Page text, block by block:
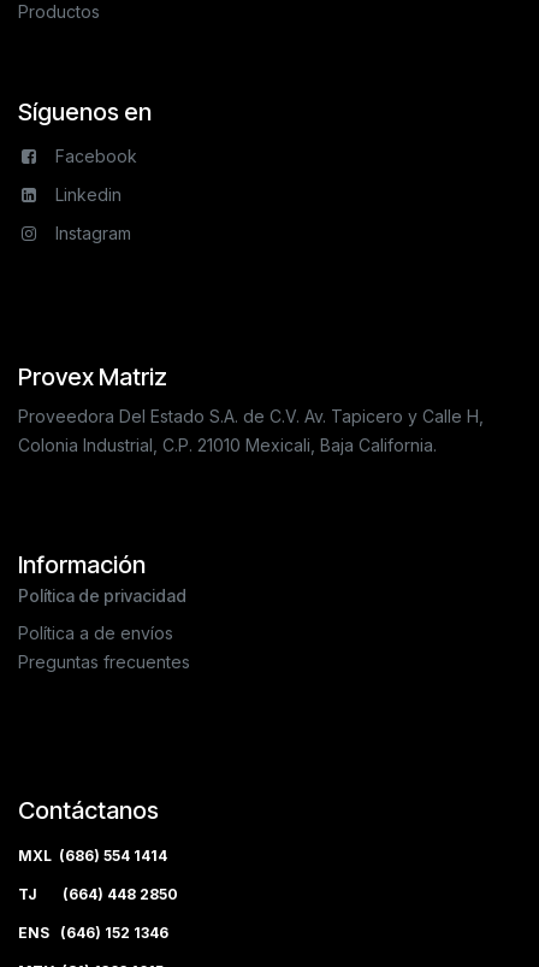
Productos
Síguenos en
Facebook
Linkedin
Instagram
Provex Matriz
Proveedora Del Estado S.A. de C.V. Av. Tapicero y Calle H,
Colonia Industrial, C.P. 21010 Mexicali, Baja California.
Información
Política de privacidad
Política a de envíos
Preguntas frecuentes
Contáctanos
MXL (686) 554 1414
TJ (664) 448 2850
ENS (646) 152 1346